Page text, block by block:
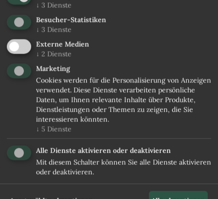
↓ 3 Dienste
Besucher-Statistiken
↓ 3 Dienste
Externe Medien
↓ 2 Dienste
Marketing
Cookies werden für die Personalisierung von Anzeigen
verwendet. Diese Dienste verarbeiten persönliche
Daten, um Ihnen relevante Inhalte über Produkte,
Dienstleistungen oder Themen zu zeigen, die Sie
interessieren könnten.
↓ 5 Dienste
Alle Dienste aktivieren oder deaktivieren
Mit diesem Schalter können Sie alle Dienste aktivieren
oder deaktivieren.